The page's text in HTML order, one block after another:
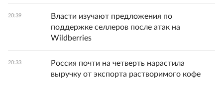
20:39
Власти изучают предложения по
поддержке селлеров после атак на
Wildberries
20:33
Россия почти на четверть нарастила
выручку от экспорта растворимого кофе